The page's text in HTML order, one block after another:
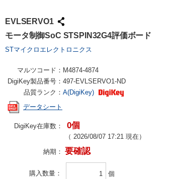
EVLSERVO1
モータ制御SoC STSPIN32G4評価ボード
STマイクロエレクトロニクス
マルツコード： M4874-4874
DigiKey製品番号： 497-EVLSERVO1-ND
品質ランク： A(DigiKey)
データシート
DigiKey在庫数： 0個
（ 2026/08/07 17:21 現在）
納期： 要確認
購入数量 個